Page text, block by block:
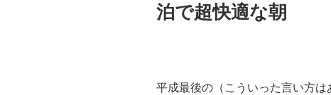
泊で超快適な朝
平成最後の（こういった言い方